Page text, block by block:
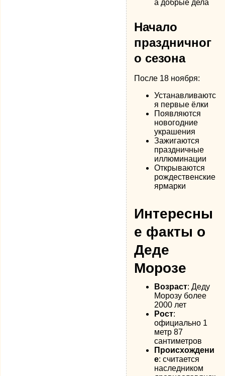
а добрые дела
Начало
праздничног
о сезона
После 18 ноября:
Устанавливаютс
я первые ёлки
Появляются
новогодние
украшения
Зажигаются
праздничные
иллюминации
Открываются
рождественские
ярмарки
Интересны
е факты о
Деде
Морозе
Возраст: Деду
Морозу более
2000 лет
Рост:
официально 1
метр 87
сантиметров
Происхождени
е: считается
наследником